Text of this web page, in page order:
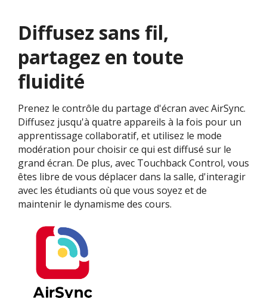
Diffusez sans fil,
partagez en toute
fluidité
Prenez le contrôle du partage d'écran avec AirSync.
Diffusez jusqu'à quatre appareils à la fois pour un
apprentissage collaboratif, et utilisez le mode
modération pour choisir ce qui est diffusé sur le
grand écran. De plus, avec Touchback Control, vous
êtes libre de vous déplacer dans la salle, d'interagir
avec les étudiants où que vous soyez et de
maintenir le dynamisme des cours.